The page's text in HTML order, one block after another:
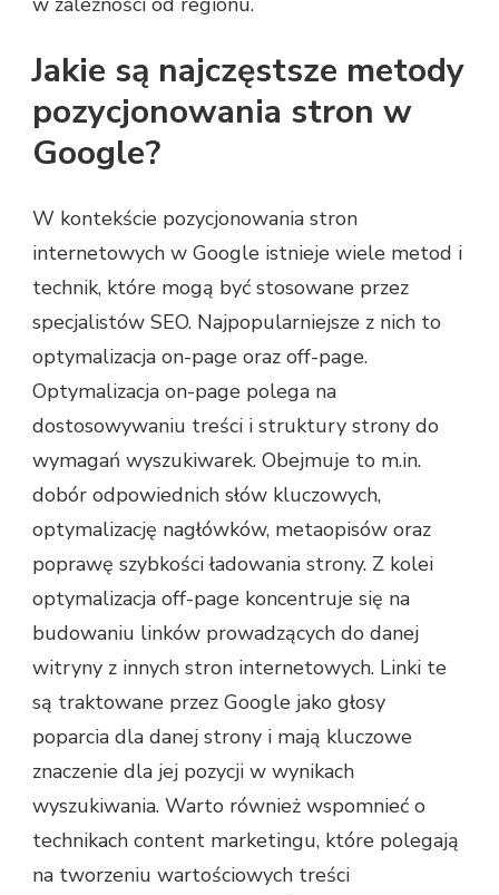
Jakie są najczęstsze metody
pozycjonowania stron w
Google?
W kontekście pozycjonowania stron
internetowych w Google istnieje wiele metod i
technik, które mogą być stosowane przez
specjalistów SEO. Najpopularniejsze z nich to
optymalizacja on-page oraz off-page.
Optymalizacja on-page polega na
dostosowywaniu treści i struktury strony do
wymagań wyszukiwarek. Obejmuje to m.in.
dobór odpowiednich słów kluczowych,
optymalizację nagłówków, metaopisów oraz
poprawę szybkości ładowania strony. Z kolei
optymalizacja off-page koncentruje się na
budowaniu linków prowadzących do danej
witryny z innych stron internetowych. Linki te
są traktowane przez Google jako głosy
poparcia dla danej strony i mają kluczowe
znaczenie dla jej pozycji w wynikach
wyszukiwania. Warto również wspomnieć o
technikach content marketingu, które polegają
na tworzeniu wartościowych treści